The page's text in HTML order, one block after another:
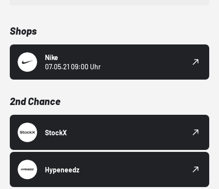
Shops
Nike
07.05.21 09:00 Uhr
2nd Chance
StockX
Hypeneedz